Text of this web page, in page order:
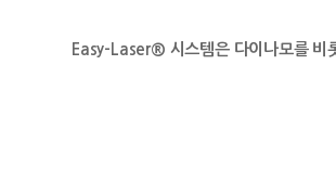
Easy-Laser® 시스템은 다이나모를 비